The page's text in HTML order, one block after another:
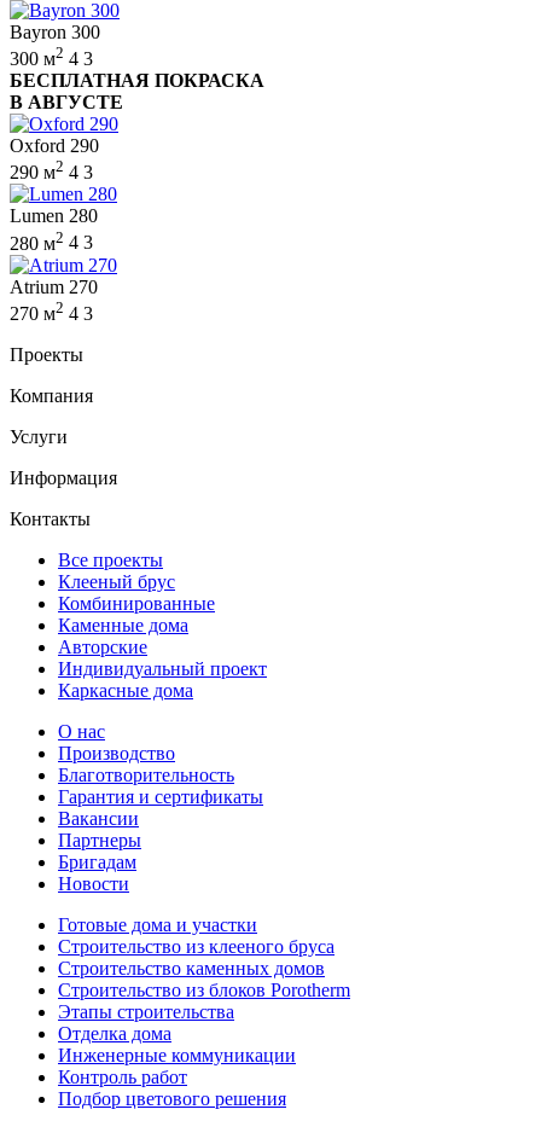
Bayron 300
300 м2 4 3
БЕСПЛАТНАЯ ПОКРАСКА
В АВГУСТЕ
Oxford 290
290 м2 4 3
Lumen 280
280 м2 4 3
Atrium 270
270 м2 4 3
Проекты
Компания
Услуги
Информация
Контакты
Все проекты
Клееный брус
Комбинированные
Каменные дома
Авторские
Индивидуальный проект
Каркасные дома
О нас
Производство
Благотворительность
Гарантия и сертификаты
Вакансии
Партнеры
Бригадам
Новости
Готовые дома и участки
Строительство из клееного бруса
Строительство каменных домов
Строительство из блоков Porotherm
Этапы строительства
Отделка дома
Инженерные коммуникации
Контроль работ
Подбор цветового решения